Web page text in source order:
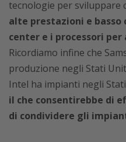
tecnologie per sviluppare
alte prestazioni e basso
center e i processori
Ricordiamo infine che
produzione negli Stati
Intel ha impianti negli
il che consentirebbe di
di condividere gli